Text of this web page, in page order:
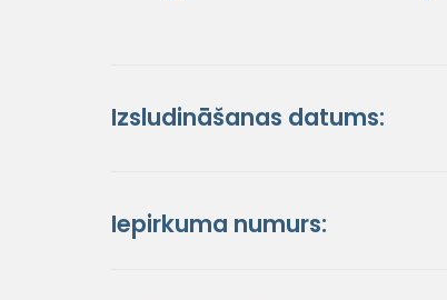
Izsludināšanas datums:
Iepirkuma numurs: